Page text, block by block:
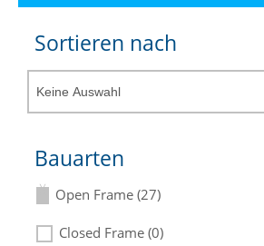
Sortieren nach
Bauarten
Open Frame (27)
Closed Frame (0)